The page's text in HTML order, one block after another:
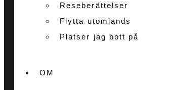
Reseberättelser
Flytta utomlands
Platser jag bott på
OM